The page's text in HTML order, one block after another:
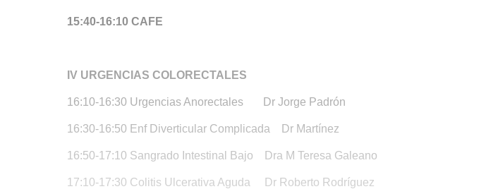
15:40-16:10 CAFE
IV URGENCIAS COLORECTALES
16:10-16:30 Urgencias Anorectales Dr Jorge Padrón
16:30-16:50 Enf Diverticular Complicada Dr Martínez
16:50-17:10 Sangrado Intestinal Bajo Dra M Teresa Galeano
17:10-17:30 Colitis Ulcerativa Aguda Dr Roberto Rodríguez